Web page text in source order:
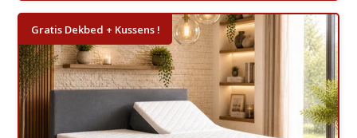
Gratis Dekbed + Kussens !